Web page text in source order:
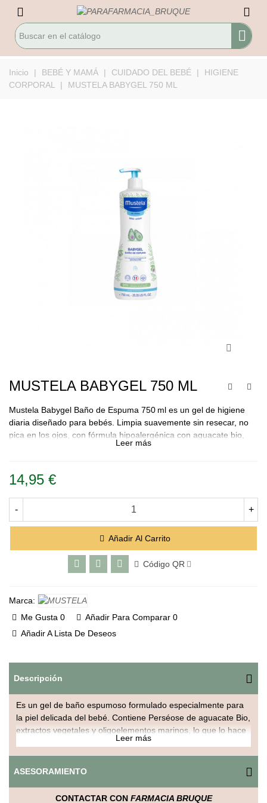
Inicio | BEBÉ Y MAMÁ | CUIDADO DEL BEBÉ |
HIGIENE
CORPORAL
| MUSTELA BABYGEL 750 ML
MUSTELA BABYGEL 750 ML
Mustela Babygel Baño de Espuma 750 ml es un gel de higiene
diaria diseñado para bebés. Limpia suavemente sin resecar, no
pica en los ojos, con fórmula hipoalergénica con aguacate bio,
Leer más
14,95 €
- +
Añadir Al Carrito
Código QR
Marca:
Me Gusta 0 Añadir Para Comparar 0
Añadir A Lista De Deseos
Descripción
Es un gel de baño espumoso formulado especialmente para
la piel delicada del bebé. Contiene Perséose de aguacate Bio,
extractos vegetales y oligoelementos marinos, lo que lo hace
respetuoso con la barrera cutánea infantil. Se puede usar
desde el nacimiento, incluso en recién nacidos.
Principales ingredientes y beneficios
Leer más
ASESORAMIENTO
CONTACTAR CON FARMACIA BRUQUE